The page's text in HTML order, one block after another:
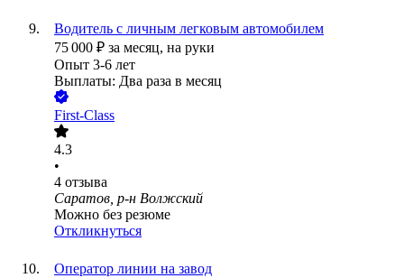
Водитель с личным легковым автомобилем
75 000 ₽ за месяц, на руки
Опыт 3-6 лет
Выплаты: Два раза в месяц
First-Class
4.3
•
4 отзыва
Саратов, р-н Волжский
Можно без резюме
Откликнуться
Оператор линии на завод